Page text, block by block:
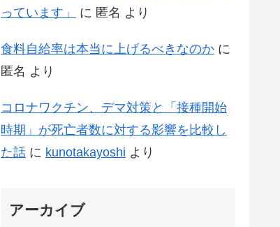
っています」
に 匿名 より
食料自給率は本当に上げるべきなのか に
匿名 より
コロナワクチン、デマ対策と「接種開始
時期」が死亡者数に対する影響を比較し
た話 に kunotakayoshi より
アーカイブ